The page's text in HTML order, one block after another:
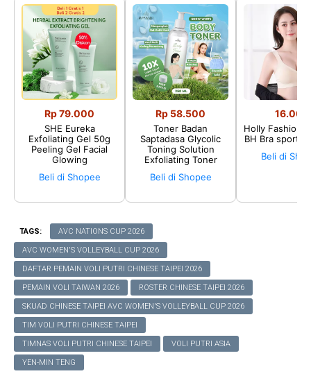
Rp 79.000
SHE Eureka
Exfoliating Gel 50g
Peeling Gel Facial
Glowing
Beli di Shopee
Rp 58.500
Toner Badan
Saptadasa Glycolic
Toning Solution
Exfoliating Toner
Beli di Shopee
16.002
Holly Fashion♛
BH Bra sport
Beli di
TAGS: AVC NATIONS CUP 2026
AVC WOMEN'S VOLLEYBALL CUP 2026
DAFTAR PEMAIN VOLI PUTRI CHINESE TAIPEI 2026
PEMAIN VOLI TAIWAN 2026 ROSTER CHINESE TAIPEI 2026
SKUAD CHINESE TAIPEI AVC WOMEN'S VOLLEYBALL CUP 2026
TIM VOLI PUTRI CHINESE TAIPEI
TIMNAS VOLI PUTRI CHINESE TAIPEI VOLI PUTRI ASIA
YEN-MIN TENG